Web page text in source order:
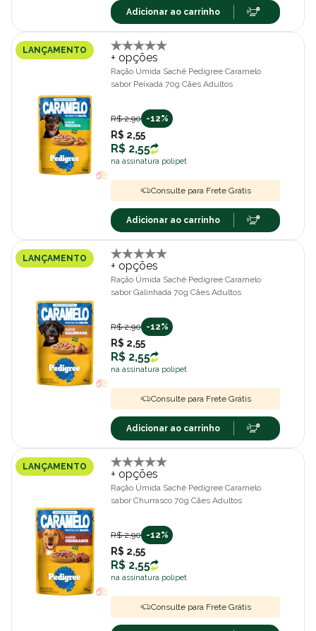
Adicionar ao carrinho
LANÇAMENTO
+ opções
Ração Úmida Sachê Pedigree Caramelo
sabor Peixada 70g Cães Adultos
R$ 2,90 -12%
R$ 2,55
R$ 2,55
na assinatura polipet
Consulte para Frete Grátis
Adicionar ao carrinho
LANÇAMENTO
+ opções
Ração Úmida Sachê Pedigree Caramelo
sabor Galinhada 70g Cães Adultos
R$ 2,90 -12%
R$ 2,55
R$ 2,55
na assinatura polipet
Consulte para Frete Grátis
Adicionar ao carrinho
LANÇAMENTO
+ opções
Ração Úmida Sachê Pedigree Caramelo
sabor Churrasco 70g Cães Adultos
R$ 2,90 -12%
R$ 2,55
R$ 2,55
na assinatura polipet
Consulte para Frete Grátis